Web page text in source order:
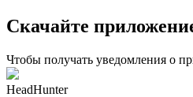
Скачайте
Чтобы получать уведомления о
HeadHunter